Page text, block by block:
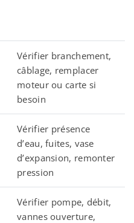
Vérifier branchement,
câblage, remplacer
moteur ou carte si
besoin
Vérifier présence
d’eau, fuites, vase
d’expansion, remonter
pression
Vérifier pompe, débit,
vannes ouverture,